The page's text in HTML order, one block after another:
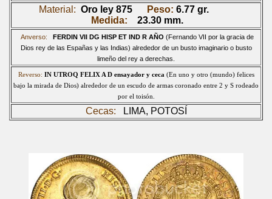
Material: Oro ley 875 Peso: 6.77 gr.
Medida:
23.30 mm.
Anverso: FERDIN VII DG HISP ET IND R AÑO (Fernando VII por la gracia de
Dios rey de las Españas y las Indias) alrededor de un busto imaginario o busto
limeño del rey a derechas.
Reverso: IN UTROQ FELIX A D ensayador y ceca (En uno y otro (mundo) felices
bajo la mirada de Dios) alrededor de un escudo de armas coronado entre 2 y S rodeado
por el toisón.
Cecas: LIMA, POTOSÍ